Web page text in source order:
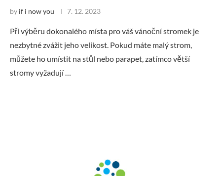
by if i now you 7. 12. 2023
Při výběru dokonalého místa pro váš vánoční stromek je
nezbytné zvážit jeho velikost. Pokud máte malý strom,
můžete ho umístit na stůl nebo parapet, zatímco větší
stromy vyžadují …